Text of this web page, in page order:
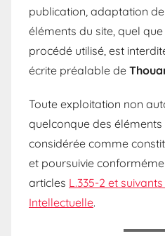
publication, adaptation
éléments du site, quel
procédé utilisé, est
écrite préalable de
Toute exploitation non
quelconque des éléments
considérée comme
et poursuivie
articles L.335-2 et
Intellectuelle.